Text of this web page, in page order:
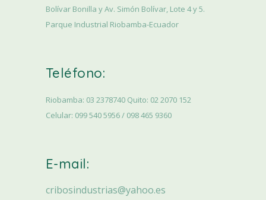
Bolívar Bonilla y Av. Simón Bolívar, Lote 4 y 5.
Parque Industrial Riobamba-Ecuador
Teléfono:
Riobamba: 03 2378740 Quito: 02 2070 152
Celular: 099 540 5956 / 098 465 9360
E-mail:
cribosindustrias@yahoo.es